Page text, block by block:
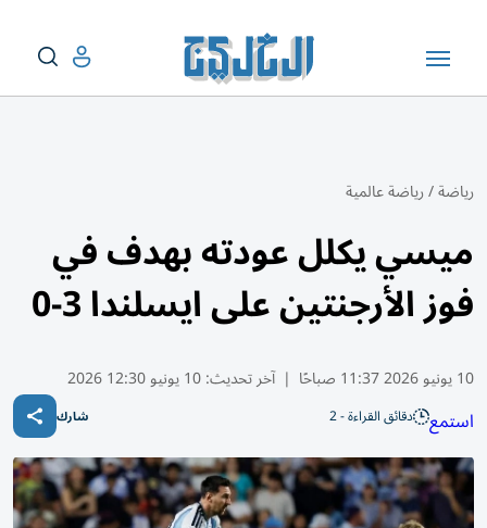
رياضة/رياضة عالمية
ميسي يكلل عودته بهدف في
فوز الأرجنتين على ايسلندا 3-0
10 يونيو 2026 11:37 صباحًا | آخر تحديث:10 يونيو 12:30 2026
استمع دقائق القراءة - 2 شارك